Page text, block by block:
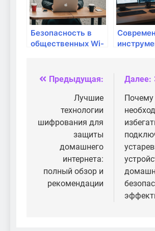
Безопасность в
общественных Wi-
и в пути
полный
Навигация
записям
Предыдущая:
Лучшие
технологии
шифрования для
защиты
домашнего
интернета:
полный обзор и
рекомендации
Далее:
Почему